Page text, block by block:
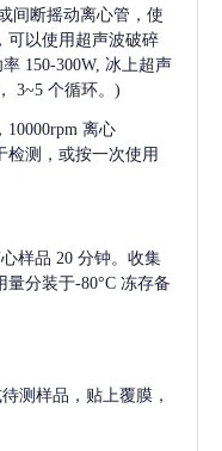
间断摇动离心管，使
可以使用超声波破碎
150-300W, 冰上超声
3~5 个循环。)
10000rpm 离心
检测，或按一次使用
心样品 20 分钟。收集
量分装于-80°C 冻存备
测样品，贴上覆膜，